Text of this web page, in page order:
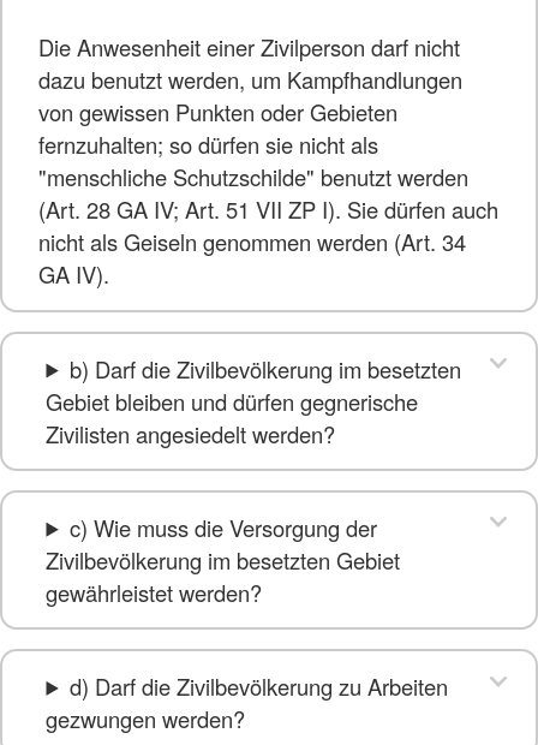
Die Anwesenheit einer Zivilperson darf nicht
dazu benutzt werden, um Kampfhandlungen
von gewissen Punkten oder Gebieten
fernzuhalten; so dürfen sie nicht als
"menschliche Schutzschilde" benutzt werden
(Art. 28 GA IV; Art. 51 VII ZP I). Sie dürfen auch
nicht als Geiseln genommen werden (Art. 34
GA IV).
b) Darf die Zivilbevölkerung im besetzten
Gebiet bleiben und dürfen gegnerische
Zivilisten angesiedelt werden?
c) Wie muss die Versorgung der
Zivilbevölkerung im besetzten Gebiet
gewährleistet werden?
d) Darf die Zivilbevölkerung zu Arbeiten
gezwungen werden?